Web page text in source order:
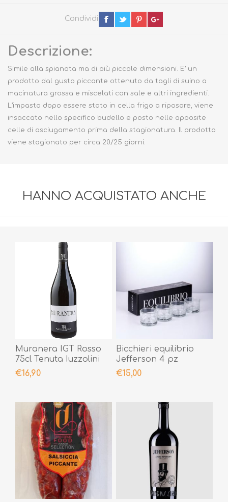
Condividi
Descrizione:
Simile alla spianata ma di più piccole dimensioni. E’ un
prodotto dal gusto piccante ottenuto da tagli di suino a
macinatura grossa e miscelati con sale e altri ingredienti.
L’impasto dopo essere stato in cella frigo a riposare, viene
insaccato nello specifico budello e posto nelle apposite
celle di asciugamento prima della stagionatura. Il prodotto
viene stagionato per circa 20/25 giorni.
HANNO ACQUISTATO ANCHE
Muranera IGT Rosso
75cl Tenuta Iuzzolini
€16,90
Bicchieri equilibrio
Jefferson 4 pz
€15,00